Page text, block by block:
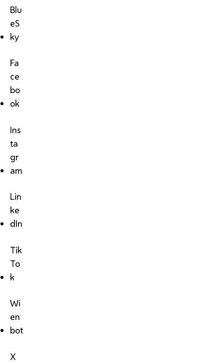
Blu
eS
ky
Fa
ce
bo
ok
Ins
ta
gr
am
Lin
ke
dIn
Tik
To
k
Wi
en
bot
X